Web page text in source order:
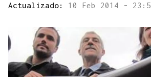
Actualizado: 10 Feb 2014 -